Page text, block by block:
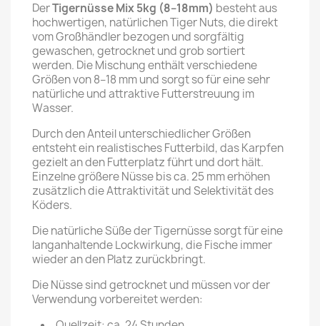
DerTigernüsse Mix 5kg (8–18mm) besteht aus
hochwertigen, natürlichen Tiger Nuts, die direkt
vom Großhändler bezogen und sorgfältig
gewaschen, getrocknet und grob sortiert
werden. Die Mischung enthält verschiedene
Größen von 8–18 mm und sorgt so für eine sehr
natürliche und attraktive Futterstreuung im
Wasser.
Durch den Anteil unterschiedlicher Größen
entsteht ein realistisches Futterbild, das Karpfen
gezielt an den Futterplatz führt und dort hält.
Einzelne größere Nüsse bis ca. 25 mm erhöhen
zusätzlich die Attraktivität und Selektivität des
Köders.
Die natürliche Süße der Tigernüsse sorgt für eine
langanhaltende Lockwirkung, die Fische immer
wieder an den Platz zurückbringt.
Die Nüsse sind getrocknet und müssen vor der
Verwendung vorbereitet werden: